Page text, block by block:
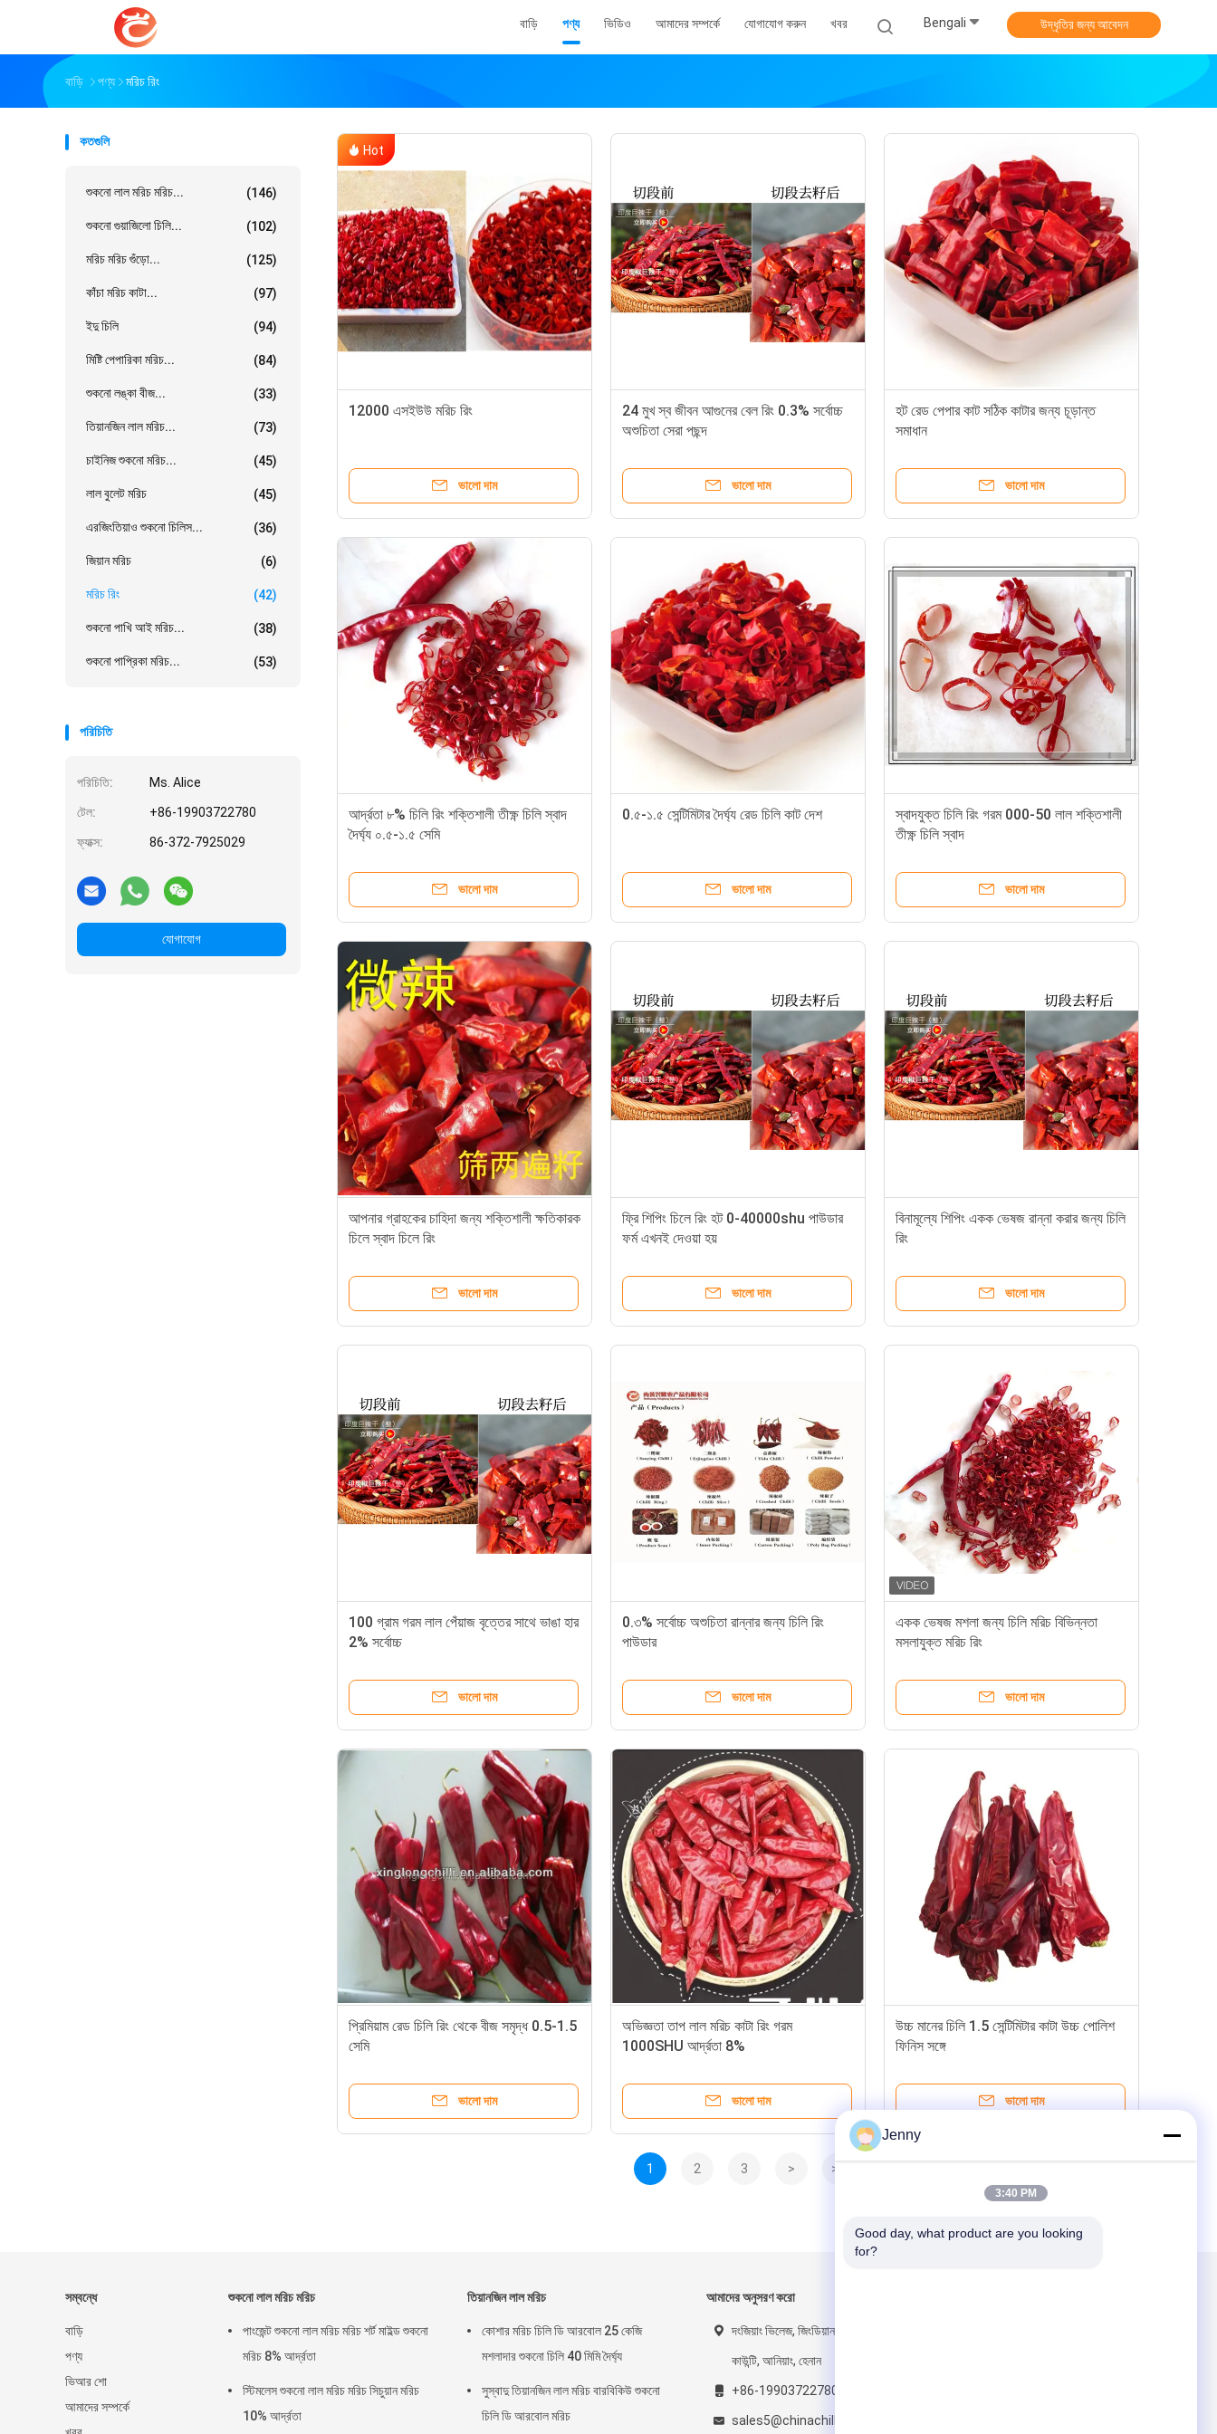
বাড়ি পণ্য ভিডিও আমাদের সম্পর্কে যোগাযোগ করুন খবর Bengali উদ্ধৃতির জন্য আবেদন
বাড়ি পণ্য মরিচ রিং
কতগুলি
শুকনো লাল মরিচ মরিচ... (146)
শুকনো গুয়াজিলো চিলি... (102)
মরিচ মরিচ গুঁড়ো... (125)
কাঁচা মরিচ কাটা... (97)
ইদু চিলি (94)
মিষ্টি পেপারিকা মরিচ... (84)
শুকনো লঙ্কা বীজ... (33)
তিয়ানজিন লাল মরিচ... (73)
চাইনিজ শুকনো মরিচ... (45)
লাল বুলেট মরিচ (45)
এরজিংতিয়াও শুকনো চিলিস... (36)
জিয়ান মরিচ (6)
মরিচ রিং (42)
শুকনো পাখি আই মরিচ... (38)
শুকনো পাপ্রিকা মরিচ... (53)
পরিচিতি
পরিচিতি: Ms. Alice
টেল: +86-19903722780
ফ্যাক্স: 86-372-7925029
যোগাযোগ
Hot
12000 এসইউউ মরিচ রিং
ভালো দাম
24 মুখ স্ব জীবন আগুনের বেল রিং 0.3% সর্বোচ্চ
অশুচিতা সেরা পছন্দ
ভালো দাম
হট রেড পেপার কাট সঠিক কাটার জন্য চূড়ান্ত
সমাধান
ভালো দাম
আর্দ্রতা ৮% চিলি রিং শক্তিশালী তীক্ষ্ণ চিলি স্বাদ
দৈর্ঘ্য ০.৫-১.৫ সেমি
ভালো দাম
0.৫-১.৫ সেন্টিমিটার দৈর্ঘ্য রেড চিলি কাট দেশ
ভালো দাম
স্বাদযুক্ত চিলি রিং গরম 000-50 লাল শক্তিশালী
তীক্ষ্ণ চিলি স্বাদ
ভালো দাম
আপনার গ্রাহকের চাহিদা জন্য শক্তিশালী ক্ষতিকারক
চিলে স্বাদ চিলে রিং
ভালো দাম
ফ্রি শিপিং চিলে রিং হট 0-40000shu পাউডার
ফর্ম এখনই দেওয়া হয়
ভালো দাম
বিনামূল্যে শিপিং একক ভেষজ রান্না করার জন্য চিলি
রিং
ভালো দাম
100 গ্রাম গরম লাল পেঁয়াজ বৃত্তের সাথে ভাঙা হার
2% সর্বোচ্চ
ভালো দাম
0.৩% সর্বোচ্চ অশুচিতা রান্নার জন্য চিলি রিং
পাউডার
ভালো দাম
একক ভেষজ মশলা জন্য চিলি মরিচ বিভিন্নতা
মসলাযুক্ত মরিচ রিং
ভালো দাম
প্রিমিয়াম রেড চিলি রিং থেকে বীজ সমৃদ্ধ 0.5-1.5
সেমি
ভালো দাম
অভিজ্ঞতা তাপ লাল মরিচ কাটা রিং গরম
1000SHU আর্দ্রতা 8%
ভালো দাম
উচ্চ মানের চিলি 1.5 সেন্টিমিটার কাটা উচ্চ পোলিশ
ফিনিস সঙ্গে
ভালো দাম
1 2 3 > >>
সম্বন্ধে
বাড়ি
পণ্য
ভিআর শো
আমাদের সম্পর্কে
শুকনো লাল মরিচ মরিচ
পাংজেন্ট শুকনো লাল মরিচ মরিচ শর্ট মাইল্ড শুকনো
মরিচ 8% আর্দ্রতা
স্টিমলেস শুকনো লাল মরিচ মরিচ সিচুয়ান মরিচ
10% আর্দ্রতা
তিয়ানজিন লাল মরিচ
কোশার মরিচ চিলি ডি আরবোল 25 কেজি
মশলাদার শুকনো চিলি 40 মিমি দৈর্ঘ্য
সুস্বাদু তিয়ানজিন লাল মরিচ বারবিকিউ শুকনো
চিলি ডি আরবোল মরিচ
আমাদের অনুসরণ করো
দংজিয়াং ভিলেজ, জিংডিয়ান টাউন, নেহুয়াং
কাউন্টি, আনিয়াং, হেনান
+86-19903722780
sales5@chinachillisupplier.com
Jenny
3:40 PM
Good day, what product are you looking
for?